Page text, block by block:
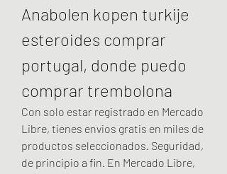
Anabolen kopen turkije
esteroides comprar
portugal, donde puedo
comprar trembolona
Con solo estar registrado en Mercado
Libre, tienes envios gratis en miles de
productos seleccionados. Seguridad,
de principio a fin. En Mercado Libre,